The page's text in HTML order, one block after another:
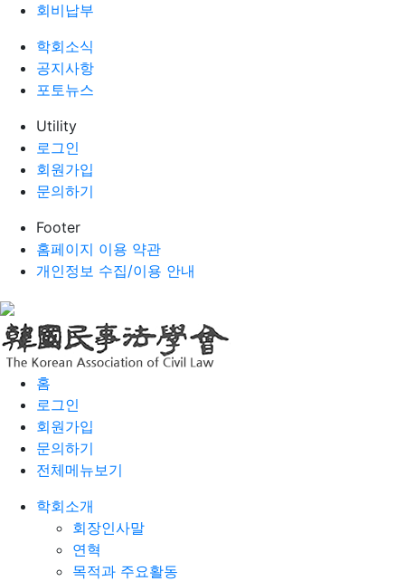
회비납부
학회소식
공지사항
포토뉴스
Utility
로그인
회원가입
문의하기
Footer
홈페이지 이용 약관
개인정보 수집/이용 안내
홈
로그인
회원가입
문의하기
전체메뉴보기
학회소개
회장인사말
연혁
목적과 주요활동